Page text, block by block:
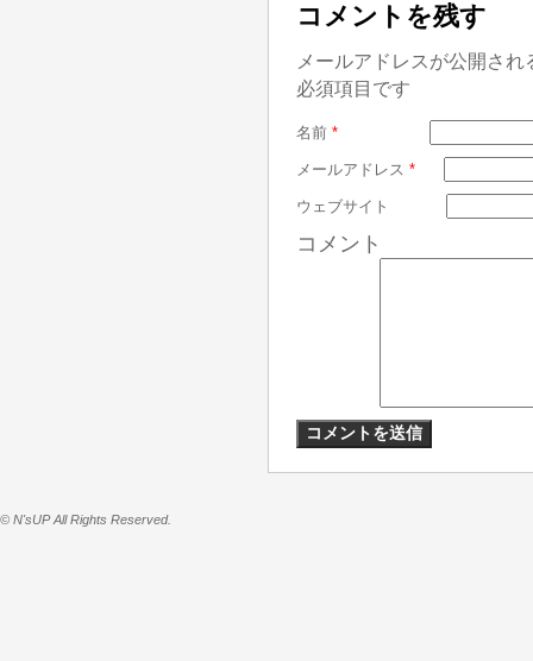
コメントを残す
メールアドレスが公開さ
必須項目です
名前 *
メールアドレス *
ウェブサイト
コメント
© N'sUP All Rights Reserved.